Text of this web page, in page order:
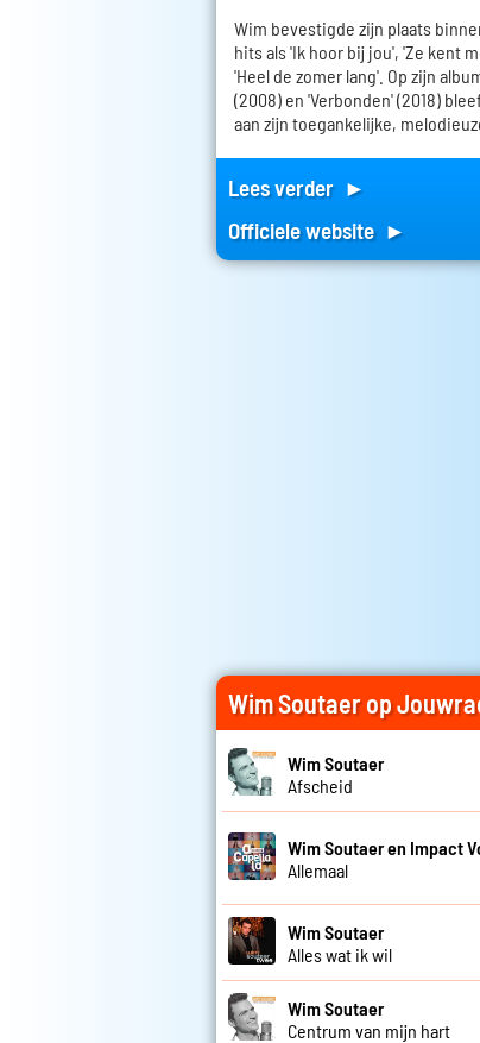
Wim bevestigde zijn plaats
hits als 'Ik hoor bij jou', 'Ze kent
'Heel de zomer lang'. Op zijn
(2008) en 'Verbonden' (2018)
aan zijn toegankelijke,
Lees verder ►
Officiele website ►
Wim Soutaer op
Wim Soutaer
Afscheid
Wim Soutaer en Impact
Allemaal
Wim Soutaer
Alles wat ik wil
Wim Soutaer
Centrum van mijn hart